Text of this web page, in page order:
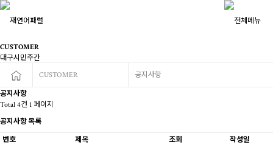
CUSTOMER
대구시민주간
CUSTOMER
공지사항
공지사항
Total 4건 1 페이지
공지사항 목록
번호
제목 조회
작성일